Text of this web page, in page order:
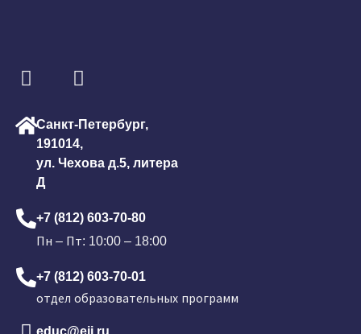
Санкт-Петербург,
191014,
ул. Чехова д.5, литера
Д
+7 (812) 603-70-80
Пн – Пт: 10:00 – 18:00
+7 (812) 603-70-01
отдел образовательных программ
educ@eii.ru